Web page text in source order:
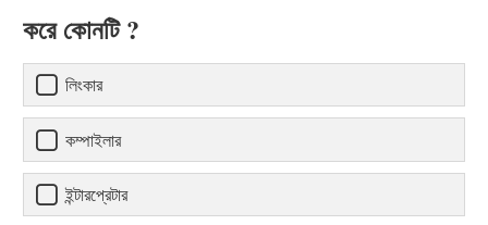
করে কোনটি ?
লিংকার
কম্পাইলার
ইন্টারপ্রেটার